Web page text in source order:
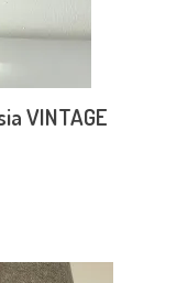
VINTAGE